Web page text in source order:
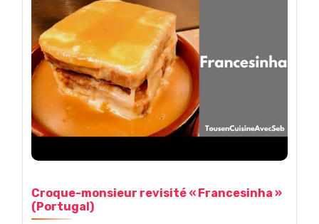
Croque-monsieur revisité « Francesinha »
(Portugal)